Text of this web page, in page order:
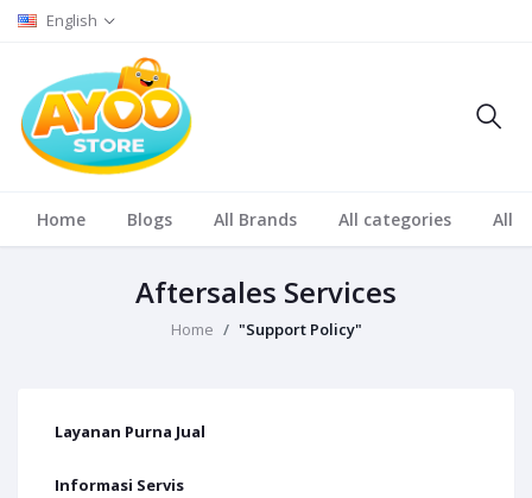
English
Home Blogs All Brands All categories All
Aftersales Services
Home "Support Policy"
Layanan Purna Jual
Informasi Servis